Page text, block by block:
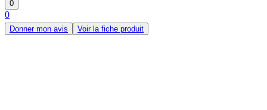
0
0
Donner mon avis Voir la fiche produit